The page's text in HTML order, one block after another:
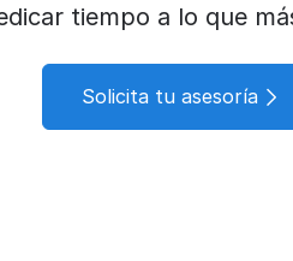
tiempo a lo que
Solicita tu asesoría